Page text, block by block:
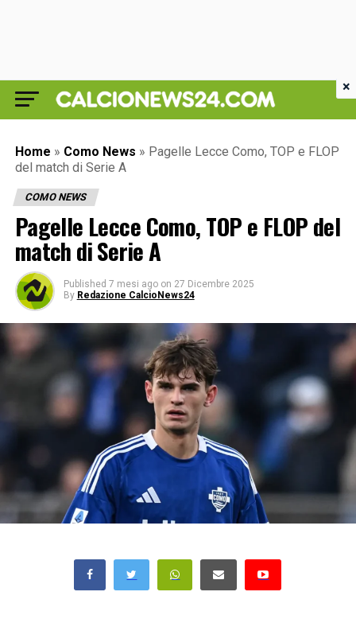
Home » Como News » Pagelle Lecce Como, TOP e FLOP
del match di Serie A
COMO NEWS
Pagelle Lecce Como, TOP e FLOP del
match di Serie A
Published 7 mesi ago on 27 Dicembre 2025
By Redazione CalcioNews24
×